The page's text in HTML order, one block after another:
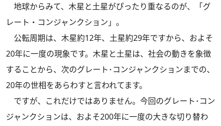
地球からみて、木星と土星がぴったり重なるのが、「グ
レート・コンジャンクション」。
公転周期は、木星約12年、土星約29年ですから、およそ
20年に一度の現象です。木星と土星は、社会の動きを象徴
することから、次のグレート･コンジャンクションまでの、
20年の世相をあらわすと言われてます。
ですが、これだけではありません。今回のグレート･コン
ジャンクションは、およそ200年に一度の大きな切り替わ